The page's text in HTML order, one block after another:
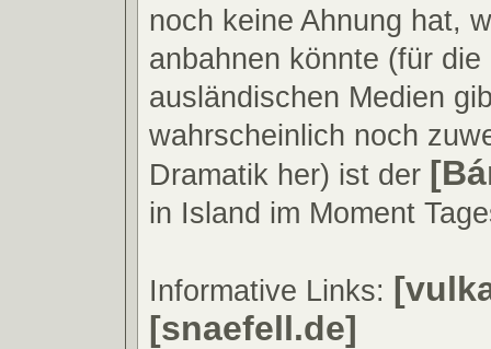
noch keine Ahnung hat,
anbahnen könnte (für
ausländischen Medien
wahrscheinlich noch
Dramatik her) ist der
in Island im Moment
Informative Links:
[snaefell.de]